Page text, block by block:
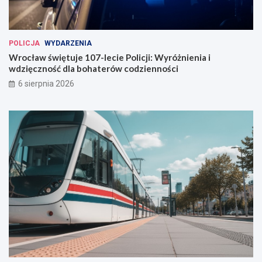
o
c
ł
w
i
u
POLICJA WYDARZENIA
Wrocław świętuje 107-lecie Policji: Wyróżnienia i
wdzięczność dla bohaterów codzienności
6 sierpnia 2026